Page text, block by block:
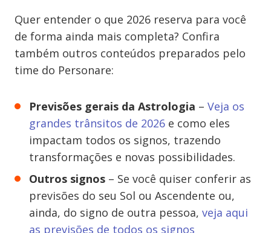
Quer entender o que 2026 reserva para você
de forma ainda mais completa? Confira
também outros conteúdos preparados pelo
time do Personare:
Previsões gerais da Astrologia – Veja os
grandes trânsitos de 2026 e como eles
impactam todos os signos, trazendo
transformações e novas possibilidades.
Outros signos – Se você quiser conferir as
previsões do seu Sol ou Ascendente ou,
ainda, do signo de outra pessoa, veja aqui
as previsões de todos os signos